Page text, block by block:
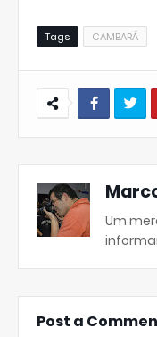
Tags CAMBARÁ
Um
Post a